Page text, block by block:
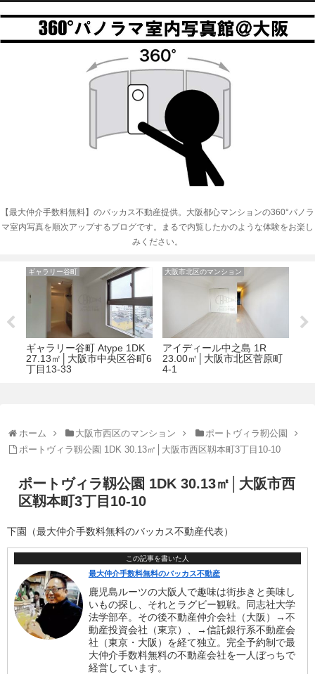
【最大仲介手数料無料】のバッカス不動産提供。大阪都心マンションの360°パノラ
マ室内写真を順次アップするブログです。まるで内覧したかのような体験をお楽し
みください。
大阪市西区のマンション
ベルファース大阪新町 2LDK
56.53㎡│大阪市西区新町1丁
目34-2
アバンティー南船場
アバンティー南船場 42.06
㎡│大阪市中央区 南船場２
丁目3-18
ホーム 大阪市西区のマンション
ポートヴィラ靭公園
ポートヴィラ靱公園 1DK 30.13㎡│大阪市西区靱本町3丁目10-10
ポートヴィラ靱公園 1DK 30.13㎡│大阪市西
区靱本町3丁目10-10
下園（最大仲介手数料無料のバッカス不動産代表）
この記事を書いた人
最大仲介手数料無料のバッカス不動産
鹿児島ルーツの大阪人で趣味は街歩きと美味し
いもの探し、それとラグビー観戦。同志社大学
法学部卒。その後不動産仲介会社（大阪）→不
動産投資会社（東京）、→信託銀行系不動産会
社（東京・大阪）を経て独立。完全予約制で最
大仲介手数料無料の不動産会社を一人ぼっちで
経営しています。